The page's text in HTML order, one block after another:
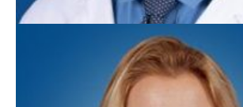
Jeff Ripperda, MD
Medicina familiar / obstetra /